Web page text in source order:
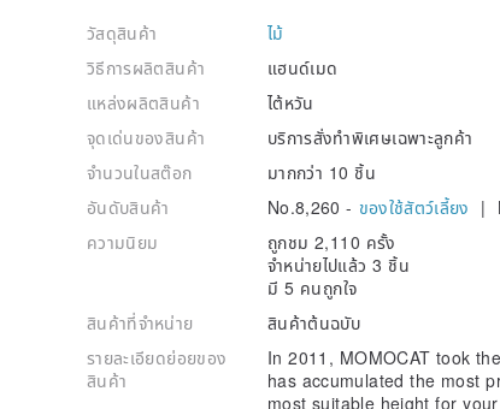
Bernese Mountains, Tibetan Mastiffs,
and large dogs, to protect your dog's bone
needs to squat down to focus on Press your
as you stand on all fours and lean forward a
reduces the burden on the hip joints and
indigestion, choking and vomiting, etc. It is also
Accept the height order of more than 30cm, the
height from the ground to the armpit when the
use a book to elevate the bowl to allow the
in a horizontal state, the chin and neck will not
height of the bowl mouth to the ground is the
picture in the Buying Guide)
special attention items
There are individual product pages for the
วัสดุสินค้า
ไม้
วิธีการผลิตสินค้า
แฮนด์เมด
แหล่งผลิตสินค้า
ไต้หวัน
จุดเด่นของสินค้า
บริการสั่งทำพิเศษเฉพาะลูกค้า
จำนวนในสต๊อก
มากกว่า 10 ชิ้น
อันดับสินค้า
No.8,260 - ของใช้สัตว์เลี้ยง |
ความนิยม
ถูกชม 2,110 ครั้ง
จำหน่ายไปแล้ว 3 ชิ้น
มี 5 คนถูกใจ
สินค้าที่จำหน่าย
สินค้าต้นฉบับ
รายละเอียดย่อยของ
สินค้า
In 2011, MOMOCAT took
has accumulated the most
most suitable height for